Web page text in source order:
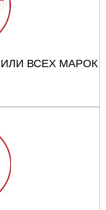
ВСЕХ МАРОК